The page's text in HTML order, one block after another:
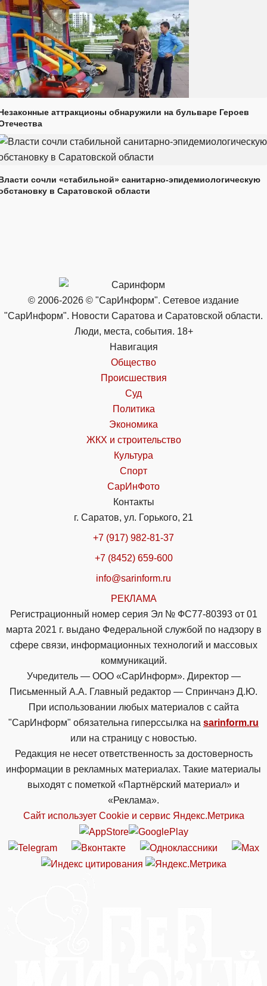
аттракционы обнаружили на бульваре Героев
сочли «стабильной» санитарно-эпидемиологическую
в Саратовской области
© 2006-2026 © "СарИнформ". Сетевое издание
"СарИнформ". Новости Саратова и Саратовской области.
Люди, места, события. 18+
Навигация
Общество
Происшествия
Суд
Политика
Экономика
ЖКХ и строительство
Культура
Спорт
СарИнФото
Контакты
г. Саратов, ул. Горького, 21
+7 (917) 982-81-37
+7 (8452) 659-600
info@sarinform.ru
РЕКЛАМА
Регистрационный номер серия Эл № ФС77-80393 от 01
марта 2021 г. выдано Федеральной службой по надзору в
сфере связи, информационных технологий и массовых
коммуникаций.
Учредитель — ООО «СарИнформ». Директор —
Письменный А.А. Главный редактор — Спринчанэ Д.Ю.
При использовании любых материалов с сайта
"СарИнформ" обязательна гиперссылка на sarinform.ru
или на страницу с новостью.
Редакция не несет ответственность за достоверность
информации в рекламных материалах. Такие материалы
выходят с пометкой «Партнёрский материал» и
«Реклама».
Сайт использует Cookie и сервиc Яндекс.Метрика